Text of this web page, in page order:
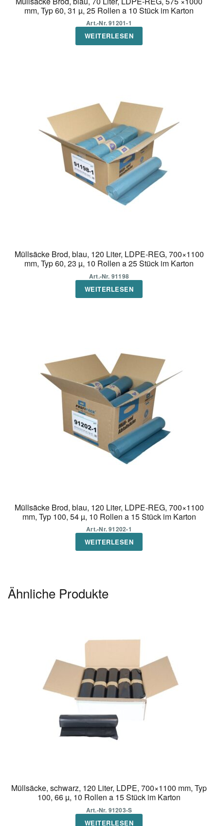
mm, Typ 60, 31 µ, 25 Rollen a 10 Stück im Karton
Art.-Nr. 91201-1
WEITERLESEN
Müllsäcke Brod, blau, 120 Liter, LDPE-REG, 700×1100
mm, Typ 60, 23 µ, 10 Rollen a 25 Stück im Karton
Art.-Nr. 91198
WEITERLESEN
Müllsäcke Brod, blau, 120 Liter, LDPE-REG, 700×1100
mm, Typ 100, 54 µ, 10 Rollen a 15 Stück im Karton
Art.-Nr. 91202-1
WEITERLESEN
Ähnliche Produkte
Müllsäcke, schwarz, 120 Liter, LDPE, 700×1100 mm, Typ
100, 66 µ, 10 Rollen a 15 Stück im Karton
Art.-Nr. 91203-S
WEITERLESEN